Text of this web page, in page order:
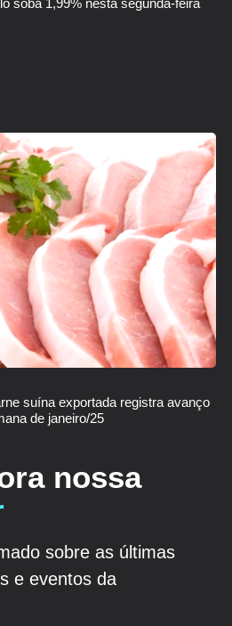
soba 1,99% nesta segunda-feira
suína exportada registra avanço
de janeiro/25
nossa
sobre as últimas
e eventos da